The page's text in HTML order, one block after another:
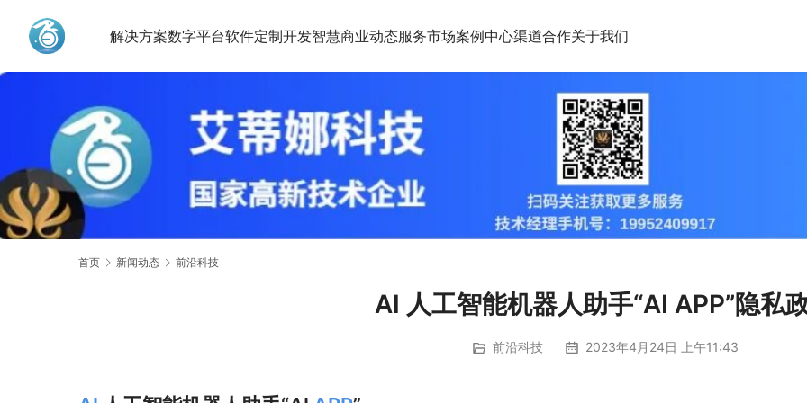
解决方案数字平台软件定制开发智慧商业动态服务市场案例中心渠道合作关于我们
首页 新闻动态 前沿科技
AI 人工智能机器人助手“AI APP”隐私
前沿科技 2023年4月24日 上午11:43